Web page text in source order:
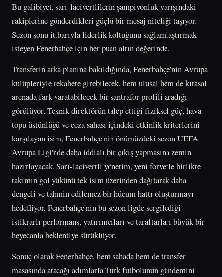
Bu galibiyet, sarı-lacivertlilerin şampiyonluk yarışındaki
rakiplerine gönderdikleri güçlü bir mesaj niteliği taşıyor.
Sezon sonu itibarıyla liderlik koltuğunu sağlamlaştırmak
isteyen Fenerbahçe için her puan altın değerinde.
Transferin arka planına bakıldığında, Fenerbahçe'nin Avrupa
kulüpleriyle rekabete girebilecek, hem ulusal hem de kıtasal
arenada fark yaratabilecek bir santrafor profili aradığı
görülüyor. Teknik direktörün talep ettiği fiziksel güç, hava
topu üstünlüğü ve ceza sahası içindeki etkinlik kriterlerini
karşılayan isim, Fenerbahçe'nin önümüzdeki sezon UEFA
Avrupa Ligi'nde daha iddialı bir çıkış yapmasına zemin
hazırlayacak. Sarı-lacivertli yönetim, yeni forvetle birlikte
takımın gol yükünü tek isim üzerinden dağıtarak daha
dengeli ve tahmin edilemez bir hücum hattı oluşturmayı
hedefliyor. Fenerbahçe'nin bu sezon ligde sergilediği
istikrarlı performans, yatırımcıları ve taraftarları büyük bir
heyecanla beklentiye sürüklüyor.
Sonuç olarak Fenerbahçe, hem sahada hem de transfer
masasında atacağı adımlarla Türk futbolunun gündemini